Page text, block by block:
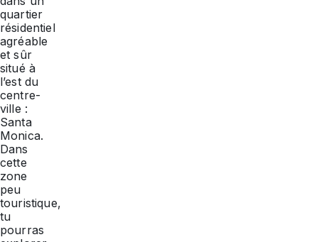
quartier
résidentiel
agréable
et sûr
situé à
l’est du
centre-
ville :
Santa
Monica.
Dans
cette
zone
peu
touristique,
tu
pourras